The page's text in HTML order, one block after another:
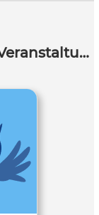
Bildungsangebote, Termine, Veranstaltungen